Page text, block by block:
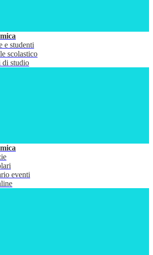
e studenti
scolastico
di studio
eventi